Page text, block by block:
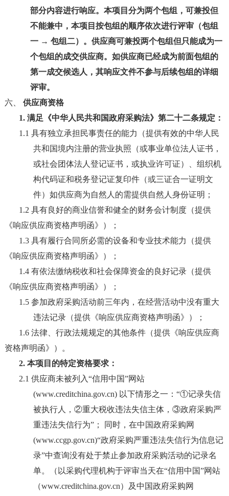
部分内容进行响应。本项目分为两个包组，可兼投但
不能兼中，本项目按包组的顺序依次进行评审（包组
一 → 包组二）。供应商可兼投两个包组但只能成为一
个包组的成交供应商。如供应商已经成为前面包组的
第一成交候选人，其响应文件不参与后续包组的详细
评审。
六、 供应商资格
1. 满足《中华人民共和国政府采购法》第二十二条规定：
1.1 具有独立承担民事责任的能力（提供有效的中华人民
共和国境内注册的营业执照（或事业单位法人证书，
或社会团体法人登记证书，或执业许可证）、组织机
构代码证和税务登记证复印件（或三证合一证明文
件）如供应商为自然人的需提供自然人身份证明；
1.2 具有良好的商业信誉和健全的财务会计制度（提供
《响应供应商资格声明函》）；
1.3 具有履行合同所必需的设备和专业技术能力（提供
《响应供应商资格声明函》）；
1.4 有依法缴纳税收和社会保障资金的良好记录（提供
《响应供应商资格声明函》）；
1.5 参加政府采购活动前三年内，在经营活动中没有重大
违法记录（提供《响应供应商资格声明函》）；
1.6 法律、行政法规规定的其他条件（提供《响应供应商
资格声明函》）。
2. 本项目的特定资格要求：
2.1 供应商未被列入“信用中国”网站
(www.creditchina.gov.cn) 以下情形之一： “①记录失信
被执行人
， ②重大税收违法失信主体， ③政府采购严
重违法失信行为”； 同时，在中国政府采购网
(www.ccgp.gov.cn)“政府采购严重违法失信行为信息记
录”中查询没有处于禁止参加政府采购活动的记录名
单。（以采购代理机构于评审当天在“信用中国”网站
（www.creditchina.gov.cn）及中国政府采购网